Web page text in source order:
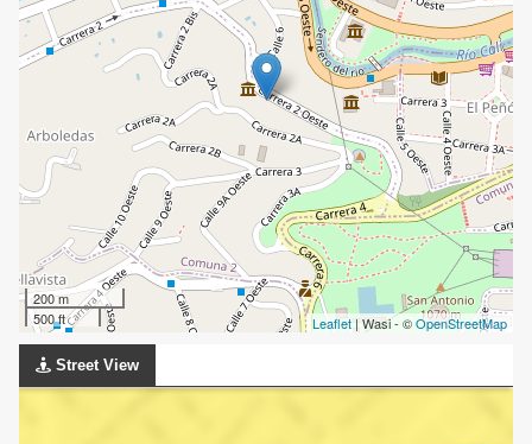
200 m
500 ft
Leaflet | Wasi - ©OpenStreetMap
Street View